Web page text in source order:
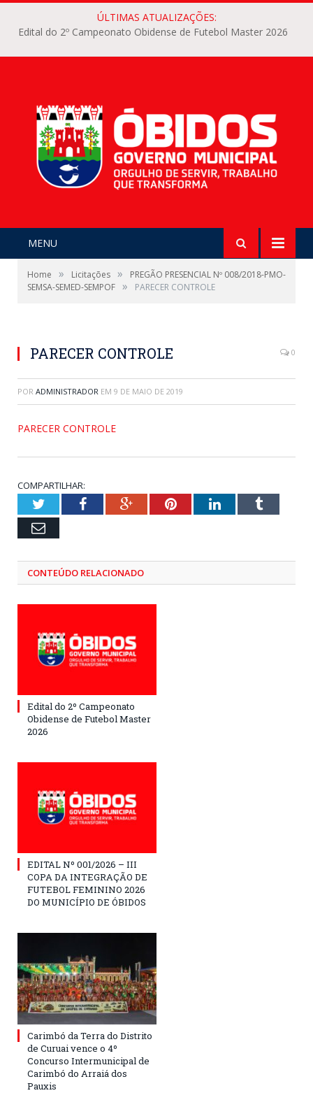
ÚLTIMAS ATUALIZAÇÕES:
Edital do 2º Campeonato Obidense de Futebol Master 2026
MENU
Home » Licitações »
PREGÃO PRESENCIAL Nº 008/2018-PMO-
SEMSA-SEMED-SEMPOF » PARECER CONTROLE
PARECER CONTROLE 0
POR ADMINISTRADOR EM 9 DE MAIO DE 2019
PARECER CONTROLE
COMPARTILHAR:
TwitterFacebookGoogle+PinterestLinkedInTumblr
Email
CONTEÚDO RELACIONADO
Edital do 2º Campeonato
Obidense de Futebol Master
2026
EDITAL Nº 001/2026 – III
COPA DA INTEGRAÇÃO DE
FUTEBOL FEMININO 2026
DO MUNICÍPIO DE ÓBIDOS
Carimbó da Terra do Distrito
de Curuai vence o 4º
Concurso Intermunicipal de
Carimbó do Arraiá dos
Pauxis